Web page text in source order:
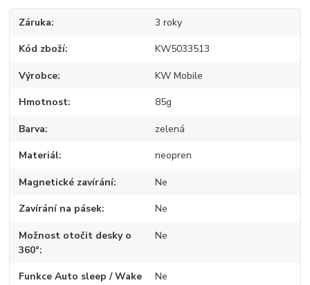
Záruka 3 roky
Kód zboží KW5033513
Výrobce KW Mobile
Hmotnost 85g
Barva zelená
Materiál neopren
Magnetické zavírání Ne
Zavírání na pásek Ne
Možnost otočit desky o
360°
Ne
Funkce Auto sleep / Wake
Ne